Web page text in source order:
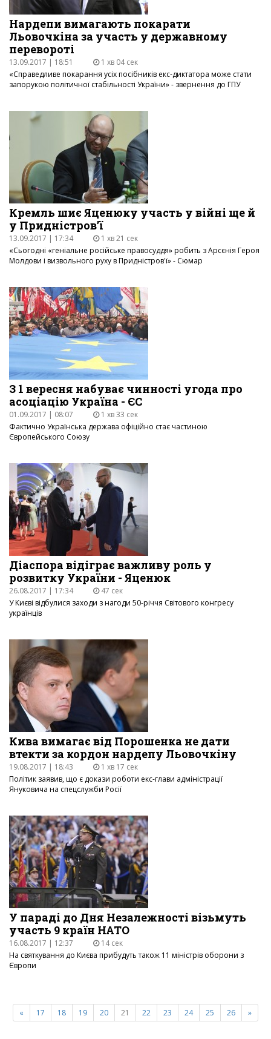
Нардепи вимагають покарати
Льовочкіна за участь у державному
перевороті
13.09.2017 | 18:51
1 хв 04 сек
«Справедливе покарання усіх посібників екс-диктатора може стати
запорукою політичної стабільності України» - звернення до ГПУ
Кремль шиє Яценюку участь у війні ще й
у Придністров’ї
13.09.2017 | 17:34
1 хв 21 сек
«Сьогодні «геніальне російське правосуддя» робить з Арсєнія Героя
Молдови і визвольного руху в Придністров'ї» - Сюмар
З 1 вересня набуває чинності угода про
асоціацію Україна - ЄС
01.09.2017 | 08:07
1 хв 33 сек
Фактично Українська держава офіційно стає частиною
Європейського Союзу
Діаспора відіграє важливу роль у
розвитку України - Яценюк
26.08.2017 | 17:34
47 сек
У Києві відбулися заходи з нагоди 50-річчя Світового конгресу
українців
Кива вимагає від Порошенка не дати
втекти за кордон нардепу Льовочкіну
19.08.2017 | 18:43
1 хв 17 сек
Політик заявив, що є докази роботи екс-глави адміністрації
Януковича на спецслужби Росії
У параді до Дня Незалежності візьмуть
участь 9 країн НАТО
16.08.2017 | 12:37
14 сек
На святкування до Києва прибудуть також 11 міністрів оборони з
Європи
« 17 18 19 20 21 22 23 24 25 26 »